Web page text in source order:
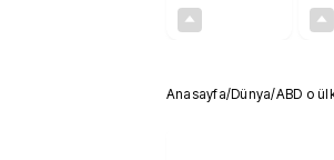
Anasayfa/Dünya/ABD o